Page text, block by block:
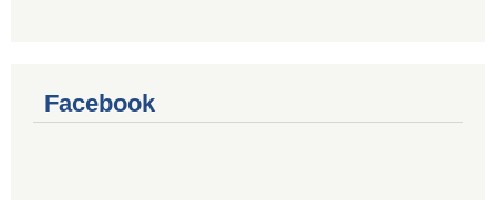
Facebook